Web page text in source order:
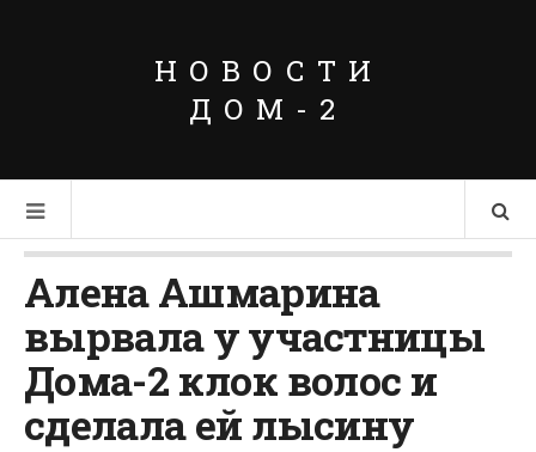
НОВОСТИ
ДОМ-2
Алена Ашмарина
вырвала у участницы
Дома-2 клок волос и
сделала ей лысину